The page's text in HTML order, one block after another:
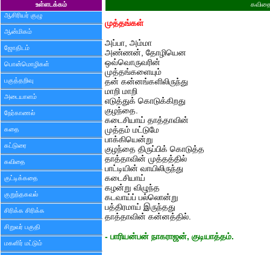
உள்ளடக்கம்
ஆசிரியர் குழு
ஆன்மிகம்
ஜோதிடம்
பொன்மொழிகள்
பகுத்தறிவு
அடையாளம்
நேர்காணல்
கதை
கட்டுரை
கவிதை
குட்டிக்கதை
குறுந்தகவல்
சிரிக்க சிரிக்க
சிறுவர் பகுதி
மகளிர் மட்டும்
முத்தங்கள்
அப்பா, அம்மா
அண்ணன், தோழியென
ஒவ்வொருவரின்
முத்தங்களையும்
தன் கன்னங்களிலிருந்து
மாறி மாறி
எடுத்துக் கொடுக்கிறது
குழந்தை.
கடைசியாய் தாத்தாவின்
முத்தம் மட்டுமே
பாக்கியென்று
குழந்தை திருப்பிக் கொடுத்த
தாத்தாவின் முத்தத்தில்
பாட்டியின் வாயிலிருந்து
கடைசியாய்
கழன்று விழுந்த
கடவாய்ப் பல்லொன்று
பத்திரமாய் இருந்தது
தாத்தாவின் கன்னத்தில்.
- பாரியன்பன் நாகராஜன், குடியாத்தம்.